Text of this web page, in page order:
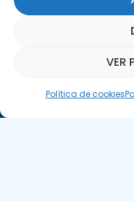
VER
Política de cookies
Suscríbete